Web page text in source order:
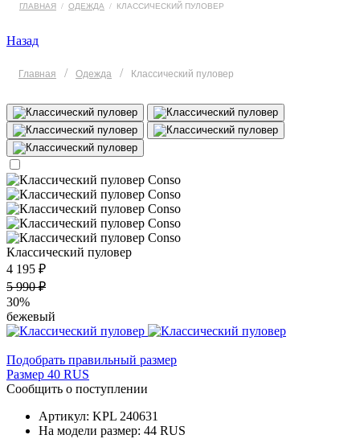
ГЛАВНАЯ / ОДЕЖДА / КЛАССИЧЕСКИЙ ПУЛОВЕР
Назад
Главная / Одежда / Классический пуловер
Классический пуловер
4 195 ₽
5 990 ₽
30%
бежевый
Подобрать правильный размер
Размер 40 RUS
Сообщить о поступлении
Артикул: KPL 240631
На модели размер: 44 RUS